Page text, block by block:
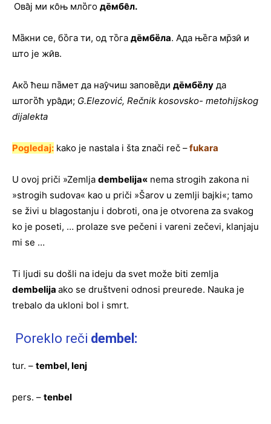
Ова̑ј ми ко̑њ мло̏го де̄мбе̑л.
Ма̏кни се, бо̏га ти, од то̏га де̄мбе̏ла. Ада ње̏га мр̄зи̑ и
што је жи̑в.
Ако̏ ћеш па̏мет да нау̑чиш запове̏ди де̄мбе̏лу да
штого̏ћ ура̑ди; G.Elezović, Rečnik kosovsko- metohijskog
dijalekta
Pogledaj: kako je nastala i šta znači reč –fukara
U ovoj priči »Zemlja dembelija« nema strogih zakona ni
»strogih sudova« kao u priči »Šarov u zemlji bajki«; tamo
se živi u blagostanju i dobroti, ona je otvorena za svakog
ko je poseti, … prolaze sve pečeni i vareni zečevi, klanjaju
mi se …
Ti ljudi su došli na ideju da svet može biti zemlja
dembelija ako se društveni odnosi preurede. Nauka je
trebalo da ukloni bol i smrt.
Poreklo reči dembel:
tur. – tembel, lenj
pers. – tenbel